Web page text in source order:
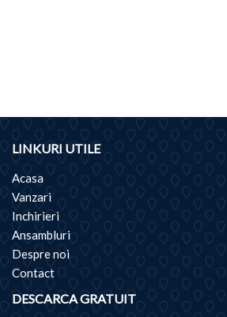
LINKURI UTILE
Acasa
Vanzari
Inchirieri
Ansambluri
Despre noi
Contact
DESCARCA GRATUIT